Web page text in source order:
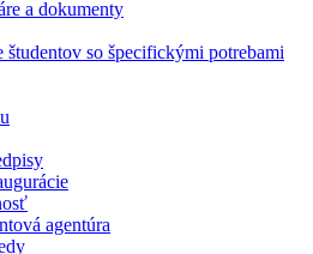
a dokumenty
študentov so špecifickými potrebami
agentúra